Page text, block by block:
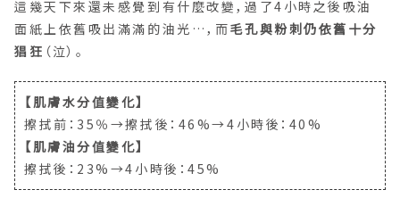
猖狂（泣）。
【肌膚水分值變化】
擦拭前：35％→擦拭後：46%→4小時後：40%
【肌膚油分值變化】
擦拭後：23%→4小時後：45%
Day5-8